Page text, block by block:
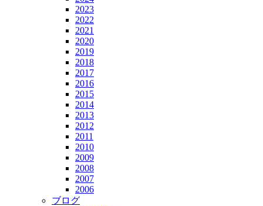
2023
2022
2021
2020
2019
2018
2017
2016
2015
2014
2013
2012
2011
2010
2009
2008
2007
2006
ブログ